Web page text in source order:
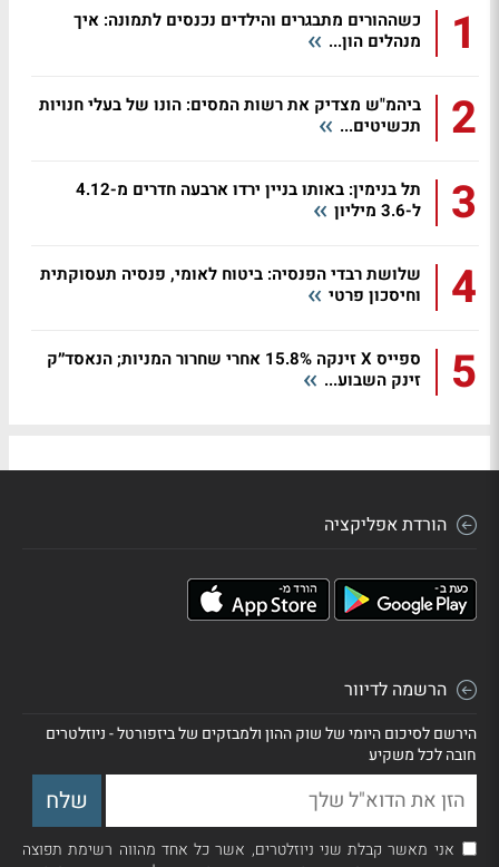
1
כשההורים מתבגרים והילדים נכנסים לתמונה: איך
מנהלים הון...
2
ביהמ"ש מצדיק את רשות המסים: הונו של בעלי חנויות
תכשיטים...
3
תל בנימין: באותו בניין ירדו ארבעה חדרים מ-4.12
ל-3.6 מיליון
4
שלושת רבדי הפנסיה: ביטוח לאומי, פנסיה תעסוקתית
וחיסכון פרטי
5
ספייס X זינקה 15.8% אחרי שחרור המניות; הנאסד״ק
זינק השבוע...
הורדת אפליקציה
הרשמה לדיוור
הירשם לסיכום היומי של שוק ההון ולמבזקים של ביזפורטל - ניוזלטרים
חובה לכל משקיע
אני מאשר קבלת שני ניוזלטרים, אשר כל אחד מהווה רשימת תפוצה